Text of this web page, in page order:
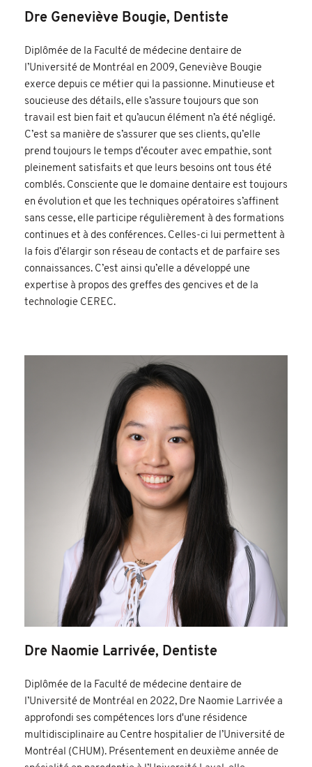
Dre Geneviève Bougie, Dentiste
Diplômée de la Faculté de médecine dentaire de
l’Université de Montréal en 2009, Geneviève Bougie
exerce depuis ce métier qui la passionne. Minutieuse et
soucieuse des détails, elle s’assure toujours que son
travail est bien fait et qu’aucun élément n’a été négligé.
C’est sa manière de s’assurer que ses clients, qu’elle
prend toujours le temps d’écouter avec empathie, sont
pleinement satisfaits et que leurs besoins ont tous été
comblés. Consciente que le domaine dentaire est toujours
en évolution et que les techniques opératoires s’affinent
sans cesse, elle participe régulièrement à des formations
continues et à des conférences. Celles-ci lui permettent à
la fois d’élargir son réseau de contacts et de parfaire ses
connaissances. C’est ainsi qu’elle a développé une
expertise à propos des greffes des gencives et de la
technologie CEREC.
Dre Naomie Larrivée, Dentiste
Diplômée de la Faculté de médecine dentaire de
l’Université de Montréal en 2022, Dre Naomie Larrivée a
approfondi ses compétences lors d'une résidence
multidisciplinaire au Centre hospitalier de l’Université de
Montréal (CHUM). Présentement en deuxième année de